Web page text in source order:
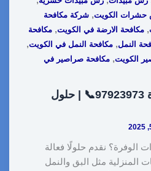
الكويت,شركة مكافحة
,مكافحة الارضة في الكويت,مكافحة
النمل,مكافحة النمل في الكويت,
الكويت,مكافحة صراصير في
مكافحة حشرات الوفرة 97923973📞 | حلول
نقدم حلولًا فعالة
المنزلية مثل البق والنمل